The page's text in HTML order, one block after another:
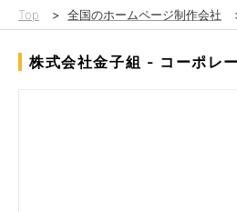
Top > 全国のホームページ制作会社
株式会社金子組 - コーポレ